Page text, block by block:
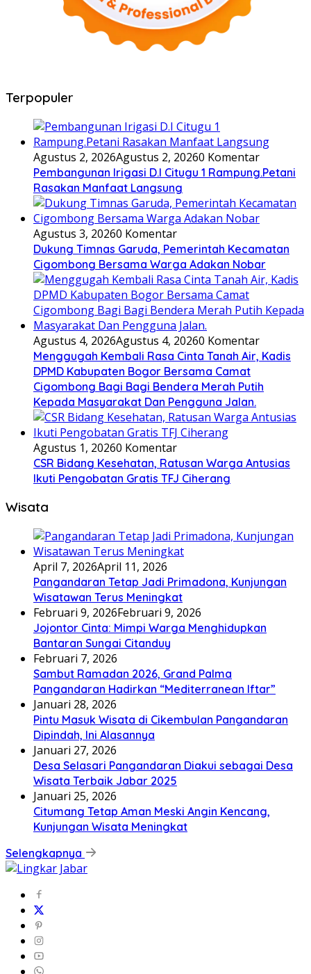
Terpopuler
Agustus 2, 2026Agustus 2, 20260 Komentar
Pembangunan Irigasi D.I Citugu 1 Rampung.Petani
Rasakan Manfaat Langsung
Agustus 3, 20260 Komentar
Dukung Timnas Garuda, Pemerintah Kecamatan
Cigombong Bersama Warga Adakan Nobar
Agustus 4, 2026Agustus 4, 20260 Komentar
Menggugah Kembali Rasa Cinta Tanah Air, Kadis
DPMD Kabupaten Bogor Bersama Camat
Cigombong Bagi Bagi Bendera Merah Putih
Kepada Masyarakat Dan Pengguna Jalan.
Agustus 1, 20260 Komentar
CSR Bidang Kesehatan, Ratusan Warga Antusias
Ikuti Pengobatan Gratis TFJ Ciherang
Wisata
April 7, 2026April 11, 2026
Pangandaran Tetap Jadi Primadona, Kunjungan
Wisatawan Terus Meningkat
Februari 9, 2026Februari 9, 2026
Jojontor Cinta: Mimpi Warga Menghidupkan
Bantaran Sungai Citanduy
Februari 7, 2026
Sambut Ramadan 2026, Grand Palma
Pangandaran Hadirkan “Mediterranean Iftar”
Januari 28, 2026
Pintu Masuk Wisata di Cikembulan Pangandaran
Dipindah, Ini Alasannya
Januari 27, 2026
Desa Selasari Pangandaran Diakui sebagai Desa
Wisata Terbaik Jabar 2025
Januari 25, 2026
Citumang Tetap Aman Meski Angin Kencang,
Kunjungan Wisata Meningkat
Selengkapnya